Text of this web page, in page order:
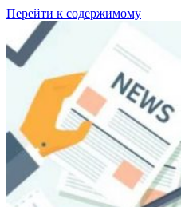
Перейти к содержимому